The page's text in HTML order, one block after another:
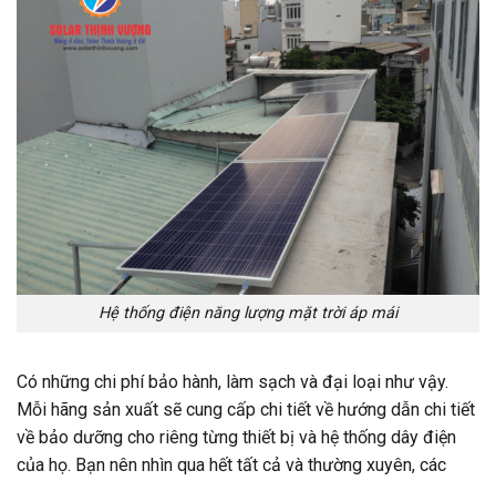
Hệ thống điện năng lượng mặt trời áp mái
Có những chi phí bảo hành, làm sạch và đại loại như vậy.
Mỗi hãng sản xuất sẽ cung cấp chi tiết về hướng dẫn chi tiết
về bảo dưỡng cho riêng từng thiết bị và hệ thống dây điện
của họ. Bạn nên nhìn qua hết tất cả và thường xuyên, các